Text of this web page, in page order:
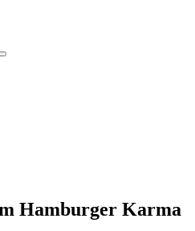
Hamburger Karma